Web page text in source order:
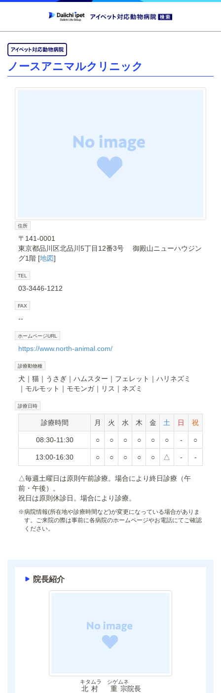
ノースアニマルクリニック
住所
〒141-0001
東京都品川区北品川5丁目12番3号 御殿山ニューハウジン
グ1階 [地図]
TEL
03-3446-1212
FAX
--
ホームページURL
https://www.north-animal.com/
診療動物種
犬 猫 うさぎ ハムスター フェレット
ハリネズミ
モルモット
モモンガ リス ネズミ
診療日時
診療時間 月 火 水 木 金 土 日 祝
08:30-11:30 ○ ○ ○ ○ ○ ○ - ○
13:00-16:30 ○ ○ ○ ○ ○ △ - -
△毎週土曜日は原則午前診療。場合により終日診療（午
前・午後）。
祝日は原則休診日。場合により診療。
※病院情報(所在地や診療時間など)が変更になっている場合がありま
す。ご来院の際は事前に各病院のホームページやお電話にてご確認
ください。
院長紹介
北村 重宗
キタムラ シゲムネ
院長